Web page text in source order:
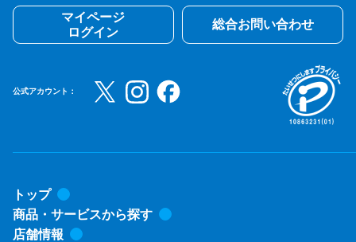
マイページ
ログイン
総合お問い合わせ
公式アカウント：
トップ
商品・サービスから探す
店舗情報